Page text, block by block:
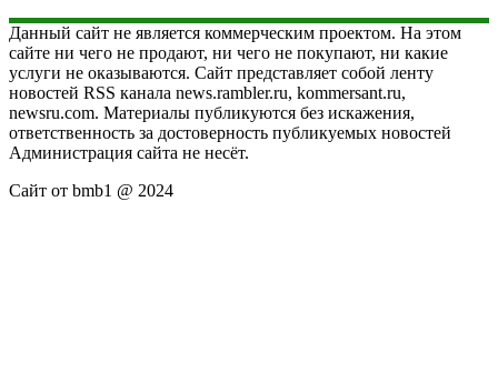
Данный сайт не является коммерческим проектом. На этом
сайте ни чего не продают, ни чего не покупают, ни какие
услуги не оказываются. Сайт представляет собой ленту
новостей RSS канала news.rambler.ru, kommersant.ru,
newsru.com. Материалы публикуются без искажения,
ответственность за достоверность публикуемых новостей
Администрация сайта не несёт.
Сайт от bmb1 @ 2024